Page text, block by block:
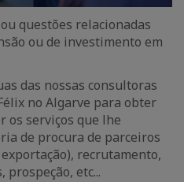
questões relacionadas
ou de investimento em
das nossas consultoras
no Algarve para obter
os serviços que lhe
de procura de parceiros
recrutamento,
etc...